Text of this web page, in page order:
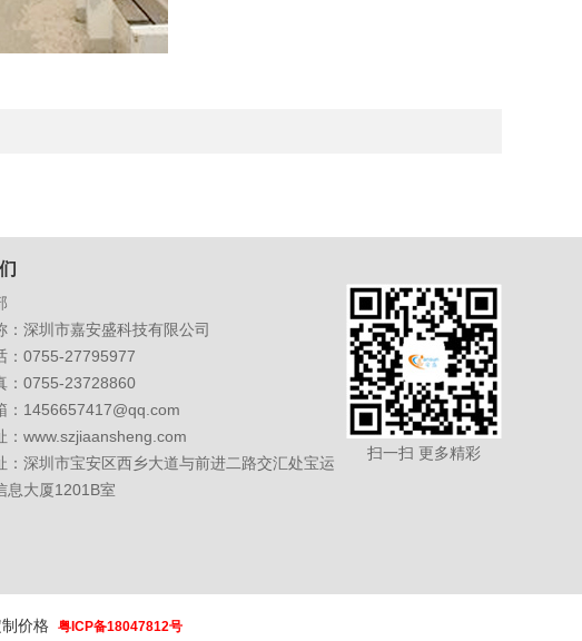
：深圳市嘉安盛科技有限公司
：0755-27795977
：0755-23728860
1456657417@qq.com
www.szjiaansheng.com
：深圳市宝安区西乡大道与前进二路交汇处宝运
息大厦1201B室
扫一扫 更多精彩
价格 粤ICP备18047812号